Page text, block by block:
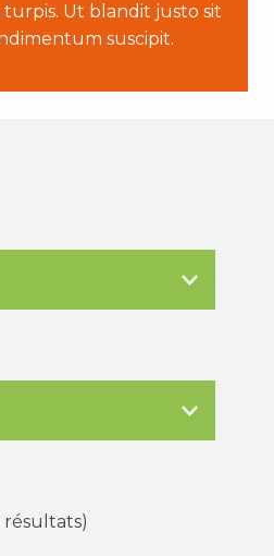
Ut blandit justo sit
suscipit.
résultats)